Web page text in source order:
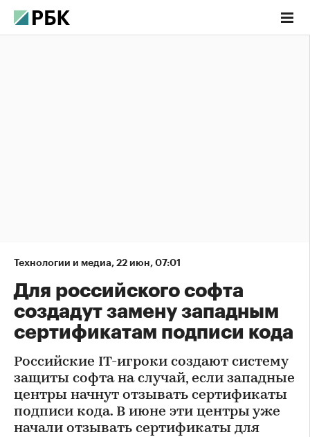
Технологии и медиа, 22 июн, 07:01
Для российского софта
создадут замену западным
сертификатам подписи кода
Российские IT-игроки создают систему
защиты софта на случай, если западные
центры начнут отзывать сертификаты
подписи кода. В июне эти центры уже
начали отзывать сертификаты для